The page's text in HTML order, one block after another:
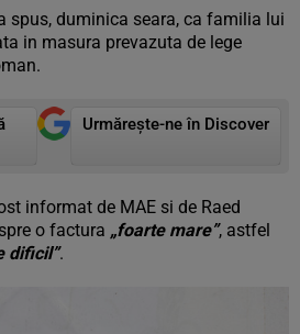
spus, duminica seara, ca familia lui
in masura prevazuta de lege
Urmărește-ne în Discover
informat de MAE si de Raed
o factura „foarte mare”, astfel
dificil”.